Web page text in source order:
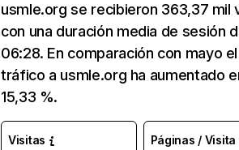
usmle.org se recibieron 363,37 mil
con una duración media de sesión
06:28. En comparación con mayo el
tráfico a usmle.org ha aumentado
15,33 %.
Visitas Páginas / Visita